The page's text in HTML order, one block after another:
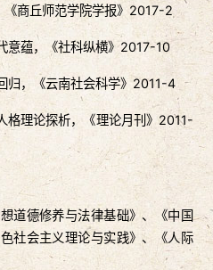
《商丘师范学院学报》2017-2
意蕴，《社科纵横》2017-10
归，《云南社会科学》2011-4
理论探析，《理论月刊》2011-
道德修养与法律基础》、《中国
社会主义理论与实践》、《人际